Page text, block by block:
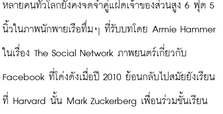
หลายคนทั่วโลกยังคงจดจำคู่แฝดเจ้าของส่วนสูง 6 ฟุต 5
นิ้วในภาพนักพายเรือทึ่มๆ ที่รับบทโดย Armie Hammer
ในเรื่อง The Social Network ภาพยนตร์เกี่ยวกับ
Facebook ที่โด่งดังเมื่อปี 2010 ย้อนกลับไปสมัยยังเรียน
ที่ Harvard นั้น Mark Zuckerberg เพื่อนร่วมชั้นเรียน